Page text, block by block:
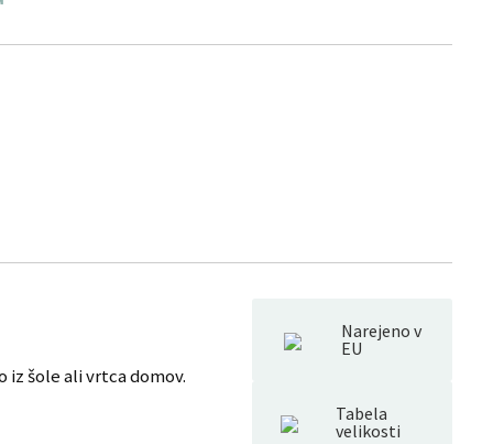
iz šole ali vrtca domov.
Narejeno v
EU
Tabela
velikosti